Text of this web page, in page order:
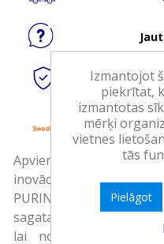
Droši
Apvienojot gadu
inovācijas no mūsu
PURINA ONE kaķu
sagatavots, izmantojot
lai nodrošinātu
Izmantojot
piekrītat,
izmantotas
mērķi
vietnes
tās
Pielāgot